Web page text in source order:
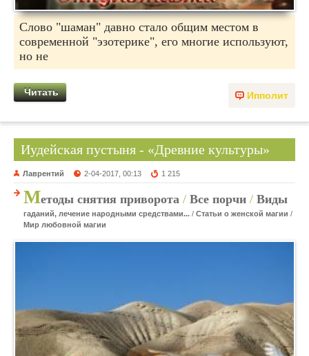
Слово "шаман" давно стало общим местом в
современной "эзотерике", его многие используют,
но не
Ипполит
Читать
Иудейская пустыня - «Древние культуры»
Лаврентий 2-04-2017, 00:13 1 215
Методы снятия приворота / Все порчи / Виды
гаданий, лечение народными средствами... / Статьи о женской магии /
Мир любовной магии